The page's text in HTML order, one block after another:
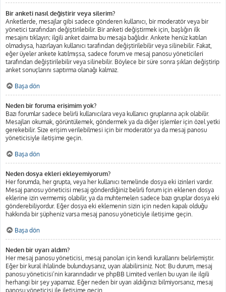
Bir anketi nasıl değiştirir veya silerim?
Anketlerde, mesajlar gibi sadece gönderen kullanıcı, bir moderatör veya bir
yönetici tarafından değiştirilebilir. Bir anketi değiştirmek için, başlığın ilk
mesajını tıklayın; ilgili anket daima bu mesaja bağlıdır. Ankete henüz katılan
olmadıysa, hazırlayan kullanıcı tarafından değiştirilebilir veya silinebilir. Fakat,
eğer üyeler ankete katılmışsa, sadece forum ve mesaj panosu yöneticileri
tarafından değiştirilebilir veya silinebilir. Böylece bir süre sonra şıkları değiştirip
anket sonuçlarını saptırma olanağı kalmaz.
Başa dön
Neden bir foruma erişimim yok?
Bazı forumlar sadece belirli kullanıcılara veya kullanıcı gruplarına açık olabilir.
Mesajları okumak, görüntülemek, göndermek ya da diğer işlemler için özel yetki
gerekebilir. Size erişim verilebilmesi için bir moderatör ya da mesaj panosu
yöneticisiyle iletişime geçin.
Başa dön
Neden dosya ekleri ekleyemiyorum?
Her forumda, her grupta, veya her kullanıcı temelinde dosya eki izinleri vardır.
Mesaj panosu yöneticisi mesaj gönderdiğiniz belirli forum için eklenen dosya
eklerine izin vermemiş olabilir, ya da muhtemelen sadece bazı gruplar dosya eki
gönderebiliyordur. Eğer dosya eki eklemenin sizin için neden kapalı olduğu
hakkında bir şüpheniz varsa mesaj panosu yöneticiyle iletişime geçin.
Başa dön
Neden bir uyarı aldım?
Her mesaj panosu yöneticisi, mesaj panoları için kendi kurallarını belirlemiştir.
Eğer bir kural ihlalinde bulunduysanız, uyarı alabilirsiniz. Not: Bu durum, mesaj
panosu yöneticisi’nin kararındadır ve phpBB Limited verilen bu uyarı ile ilgili
herhangi bir şey yapamaz. Eğer neden bir uyarı aldığınızı bilmiyorsanız, mesaj
panosu yöneticisi ile iletişime geçin.